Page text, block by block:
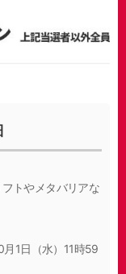
トやメタバリアな
1日（水）11時59